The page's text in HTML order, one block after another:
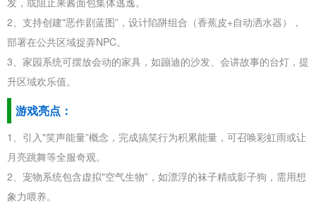
2、支持创建"恶作剧蓝图”，设计陷阱组合（香蕉皮+自动洒水器），
部署在公共区域捉弄NPC。
3、家园系统可摆放会动的家具，如蹦迪的沙发、会讲故事的台灯，提
升区域欢乐值。
游戏亮点：
1、引入"笑声能量”概念，完成搞笑行为积累能量，可召唤彩虹雨或让
月亮跳舞等全服奇观。
2、宠物系统包含虚拟"空气生物”，如漂浮的袜子精或影子狗，需用想
象力喂养。